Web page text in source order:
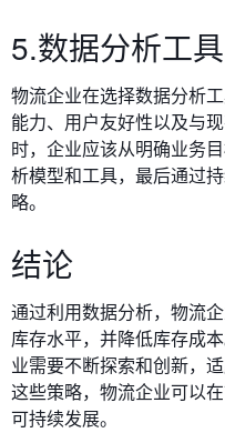
5.数据分析工
物流企业在选择数据分析
能力、用户友好性以及与
时，企业应该从明确业务
析模型和工具，最后通过
略。
结论
通过利用数据分析，物流
库存水平，并降低库存成
业需要不断探索和创新，
这些策略，物流企业可以
可持续发展。